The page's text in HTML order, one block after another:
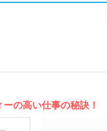
の高い仕事の秘訣！
…